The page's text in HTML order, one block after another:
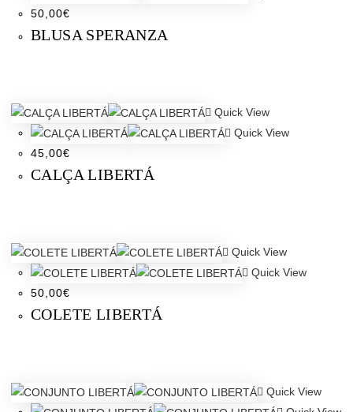
50,00€
BLUSA SPERANZA
Quick View
Quick View
45,00€
CALÇA LIBERTÁ
Quick View
Quick View
50,00€
COLETE LIBERTÁ
Quick View